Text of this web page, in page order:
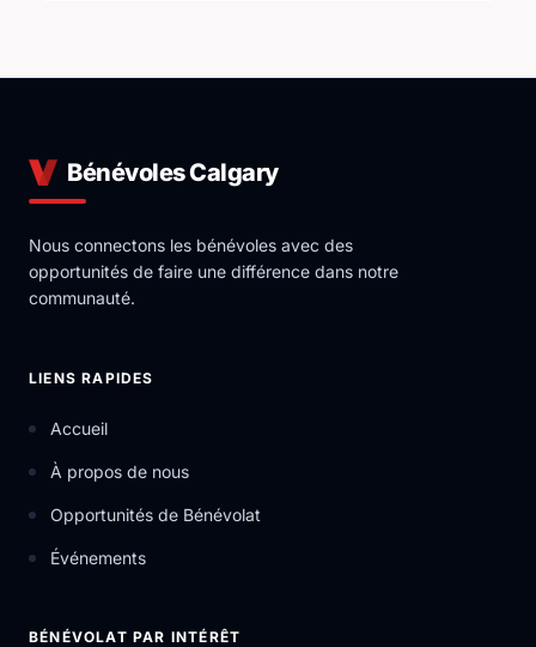
Bénévoles Calgary
Nous connectons les bénévoles avec des
opportunités de faire une différence dans notre
communauté.
LIENS RAPIDES
Accueil
À propos de nous
Opportunités de Bénévolat
Événements
BÉNÉVOLAT PAR INTÉRÊT